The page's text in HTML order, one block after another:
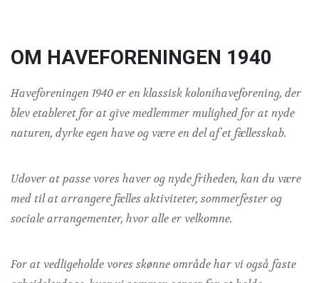
OM HAVEFORENINGEN 1940
Haveforeningen 1940 er en klassisk kolonihaveforening, der
blev etableret for at give medlemmer mulighed for at nyde
naturen, dyrke egen have og være en del af et fællesskab.
Udover at passe vores haver og nyde friheden, kan du være
med til at arrangere fælles aktiviteter, sommerfester og
sociale arrangementer, hvor alle er velkomne.
For at vedligeholde vores skønne område har vi også faste